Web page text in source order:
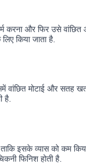
करना और फिर उसे
किया जाता है.
मोटाई और सतह
है.
इसके व्यास को कम
फिनिश होती है.